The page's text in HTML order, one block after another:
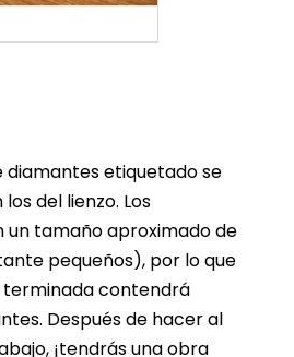
diamantes etiquetado se
del lienzo. Los
un tamaño aproximado de
pequeños), por lo que
contendrá
Después de hacer al
¡tendrás una obra